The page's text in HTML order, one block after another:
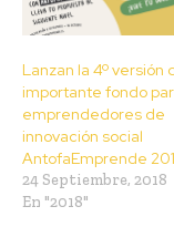
Lanzan la 4º versión
importante fondo
emprendedores de
innovación social
AntofaEmprende
24 Septiembre, 2018
En "2018"